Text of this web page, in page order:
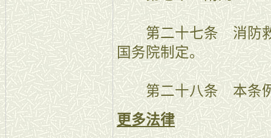
第二十七条 消防救
国务院制定。
第二十八条 本条例
更多法律